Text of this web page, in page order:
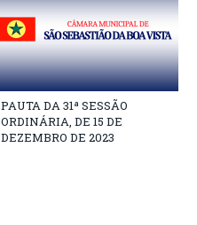
PAUTA DA 31ª SESSÃO
ORDINÁRIA, DE 15 DE
DEZEMBRO DE 2023